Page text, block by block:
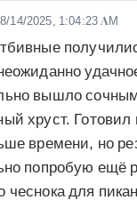
8/14/2025, 1:04:23 AM
вышло
хруст. Готовил
времени, но
попробую ещё
чеснока для